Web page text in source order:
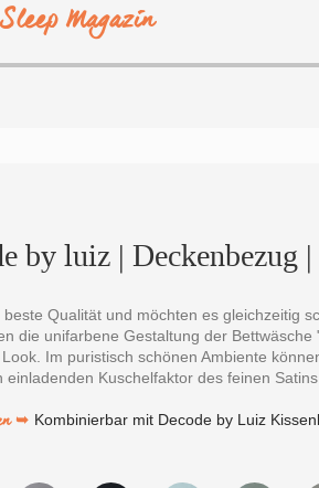
Sleep Magazin
by luiz | Deckenbezug |
beste Qualität und möchten es gleichzeitig
die unifarbene Gestaltung der Bettwäsche
Im puristisch schönen Ambiente
einladenden Kuschelfaktor des feinen Satins
➥ Kombinierbar mit Decode by Luiz